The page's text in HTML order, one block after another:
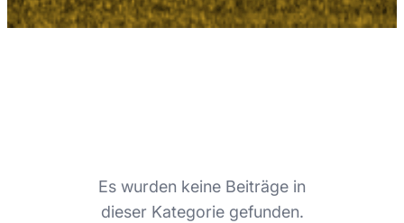
Es wurden keine Beiträge in
dieser Kategorie gefunden.